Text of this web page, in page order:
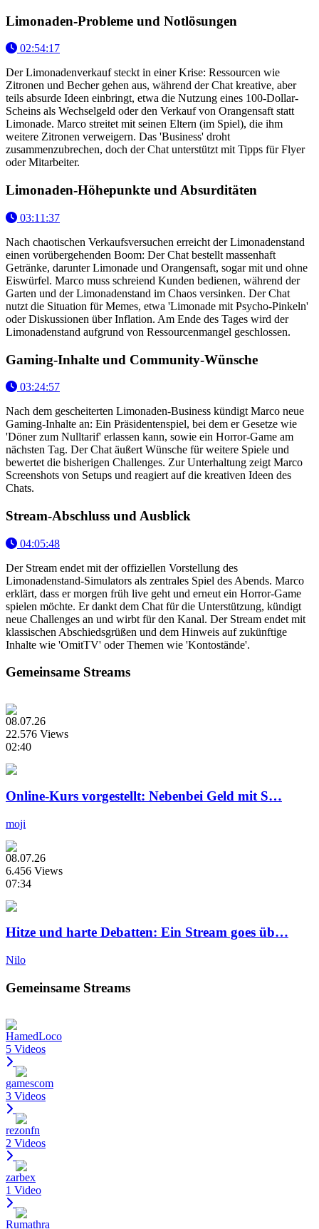
Limonaden-Probleme und Notlösungen
02:54:17
Der Limonadenverkauf steckt in einer Krise: Ressourcen wie
Zitronen und Becher gehen aus, während der Chat kreative, aber
teils absurde Ideen einbringt, etwa die Nutzung eines 100-Dollar-
Scheins als Wechselgeld oder den Verkauf von Orangensaft statt
Limonade. Marco streitet mit seinen Eltern (im Spiel), die ihm
weitere Zitronen verweigern. Das 'Business' droht
zusammenzubrechen, doch der Chat unterstützt mit Tipps für Flyer
oder Mitarbeiter.
Limonaden-Höhepunkte und Absurditäten
03:11:37
Nach chaotischen Verkaufsversuchen erreicht der Limonadenstand
einen vorübergehenden Boom: Der Chat bestellt massenhaft
Getränke, darunter Limonade und Orangensaft, sogar mit und ohne
Eiswürfel. Marco muss schreiend Kunden bedienen, während der
Garten und der Limonadenstand im Chaos versinken. Der Chat
nutzt die Situation für Memes, etwa 'Limonade mit Psycho-Pinkeln'
oder Diskussionen über Inflation. Am Ende des Tages wird der
Limonadenstand aufgrund von Ressourcenmangel geschlossen.
Gaming-Inhalte und Community-Wünsche
03:24:57
Nach dem gescheiterten Limonaden-Business kündigt Marco neue
Gaming-Inhalte an: Ein Präsidentenspiel, bei dem er Gesetze wie
'Döner zum Nulltarif' erlassen kann, sowie ein Horror-Game am
nächsten Tag. Der Chat äußert Wünsche für weitere Spiele und
bewertet die bisherigen Challenges. Zur Unterhaltung zeigt Marco
Screenshots von Setups und reagiert auf die kreativen Ideen des
Chats.
Stream-Abschluss und Ausblick
04:05:48
Der Stream endet mit der offiziellen Vorstellung des
Limonadenstand-Simulators als zentrales Spiel des Abends. Marco
erklärt, dass er morgen früh live geht und erneut ein Horror-Game
spielen möchte. Er dankt dem Chat für die Unterstützung, kündigt
neue Challenges an und wirbt für den Kanal. Der Stream endet mit
klassischen Abschiedsgrüßen und dem Hinweis auf zukünftige
Inhalte wie 'OmitTV' oder Themen wie 'Kontostände'.
Gemeinsame Streams
08.07.26
22.576 Views
02:40
Online-Kurs vorgestellt: Nebenbei Geld mit S…
moji
08.07.26
6.456 Views
07:34
Hitze und harte Debatten: Ein Stream goes üb…
Nilo
Gemeinsame Streams
HamedLoco
5 Videos
gamescom
3 Videos
rezonfn
2 Videos
zarbex
1 Video
Rumathra